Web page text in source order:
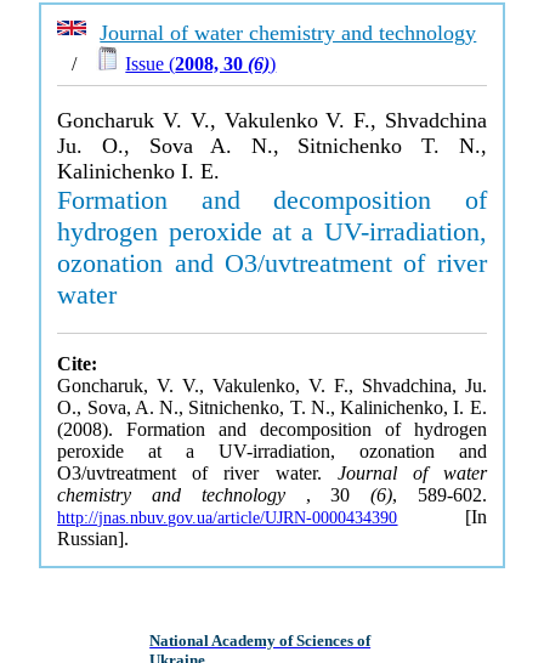
Journal of water chemistry and technology
/ Issue (2008, 30(6))
Goncharuk V. V., Vakulenko V. F., Shvadchina
Ju. O., Sova A. N., Sitnichenko T. N.,
Kalinichenko I. E.
Formation and decomposition of
hydrogen peroxide at a UV-irradiation,
ozonation and O3/uvtreatment of river
water
Cite:
Goncharuk, V. V., Vakulenko, V. F., Shvadchina, Ju.
O., Sova, A. N., Sitnichenko, T. N., Kalinichenko, I. E.
(2008). Formation and decomposition of hydrogen
peroxide at a UV-irradiation, ozonation and
O3/uvtreatment of river water. Journal of water
chemistry and technology , 30 (6), 589-602.
http://jnas.nbuv.gov.ua/article/UJRN-0000434390 [In
Russian].
National Academy of Sciences of